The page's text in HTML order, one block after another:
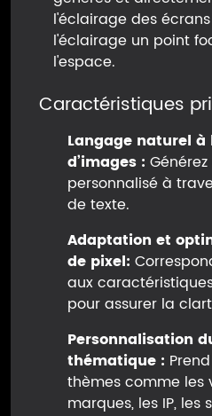
l'éclairage des
l'éclairage un point
l'espace.
Caractéristiques
Langage naturel
d’images :
personnalisé à
de texte.
Adaptation et
de pixel:
aux
pour assurer la
Personnalisation
thématique :
thèmes comme les
marques, les IP, les